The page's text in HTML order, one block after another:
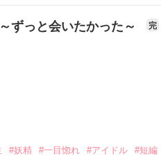
ずっと会いたかった～ 完
#妖精 #一目惚れ #アイドル #短編